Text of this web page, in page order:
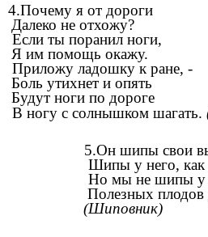
4.Почему я от дороги
Далеко не отхожу?
Если ты поранил ноги,
Я им помощь окажу.
Приложу ладошку к ране, -
Боль утихнет и опять
Будут ноги по дороге
В ногу с солнышком шагать.
5.Он шипы свои
Шипы у него, как
Но мы не шипы у
Полезных плодов
(Шиповник)